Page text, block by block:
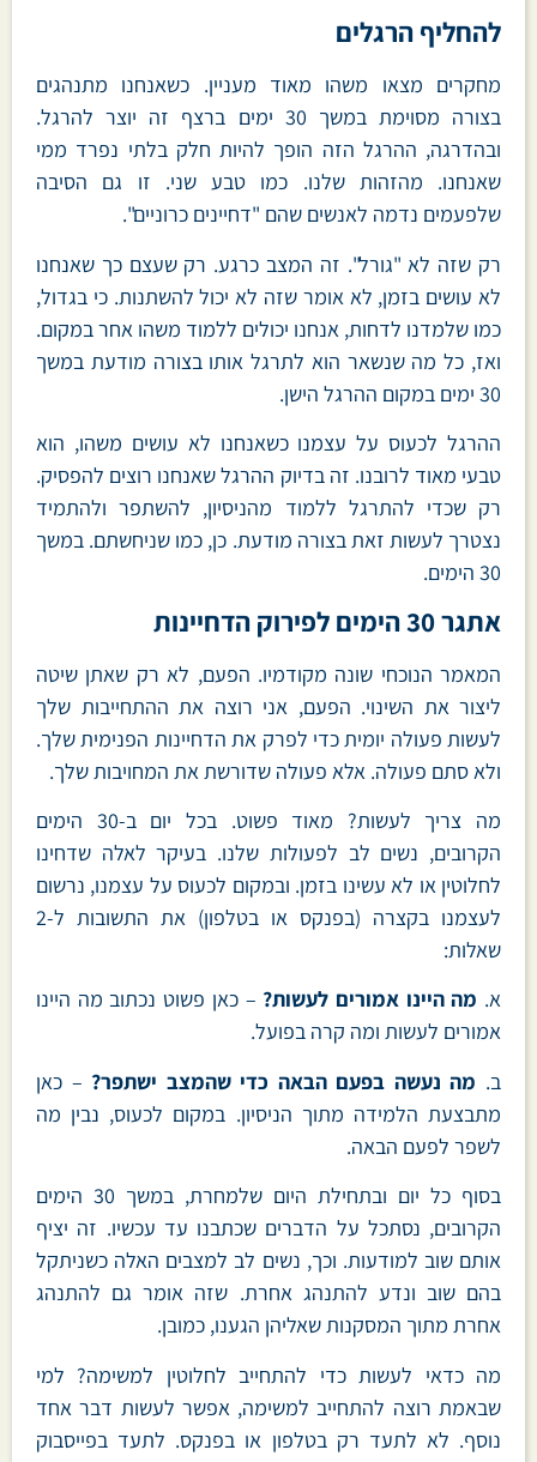
להחליף הרגלים
מחקרים מצאו משהו מאוד מעניין. כשאנחנו מתנהגים
בצורה מסוימת במשך 30 ימים ברצף זה יוצר להרגל.
ובהדרגה, ההרגל הזה הופך להיות חלק בלתי נפרד ממי
שאנחנו. מהזהות שלנו. כמו טבע שני. זו גם הסיבה
שלפעמים נדמה לאנשים שהם "דחיינים כרוניים".
רק שזה לא "גורל". זה המצב כרגע. רק שעצם כך שאנחנו
לא עושים בזמן, לא אומר שזה לא יכול להשתנות. כי בגדול,
כמו שלמדנו לדחות, אנחנו יכולים ללמוד משהו אחר במקום.
ואז, כל מה שנשאר הוא לתרגל אותו בצורה מודעת במשך
30 ימים במקום ההרגל הישן.
ההרגל לכעוס על עצמנו כשאנחנו לא עושים משהו, הוא
טבעי מאוד לרובנו. זה בדיוק ההרגל שאנחנו רוצים להפסיק.
רק שכדי להתרגל ללמוד מהניסיון, להשתפר ולהתמיד
נצטרך לעשות זאת בצורה מודעת. כן, כמו שניחשתם. במשך
30 הימים.
אתגר 30 הימים לפירוק הדחיינות
המאמר הנוכחי שונה מקודמיו. הפעם, לא רק שאתן שיטה
ליצור את השינוי. הפעם, אני רוצה את ההתחייבות שלך
לעשות פעולה יומית כדי לפרק את הדחיינות הפנימית שלך.
ולא סתם פעולה. אלא פעולה שדורשת את המחויבות שלך.
מה צריך לעשות? מאוד פשוט. בכל יום ב-30 הימים
הקרובים, נשים לב לפעולות שלנו. בעיקר לאלה שדחינו
לחלוטין או לא עשינו בזמן. ובמקום לכעוס על עצמנו, נרשום
לעצמנו בקצרה (בפנקס או בטלפון) את התשובות ל-2
שאלות:
א. מה היינו אמורים לעשות? – כאן פשוט נכתוב מה היינו
אמורים לעשות ומה קרה בפועל.
ב. מה נעשה בפעם הבאה כדי שהמצב ישתפר? – כאן
מתבצעת הלמידה מתוך הניסיון. במקום לכעוס, נבין מה
לשפר לפעם הבאה.
בסוף כל יום ובתחילת היום שלמחרת, במשך 30 הימים
הקרובים, נסתכל על הדברים שכתבנו עד עכשיו. זה יציף
אותם שוב למודעות. וכך, נשים לב למצבים האלה כשניתקל
בהם שוב ונדע להתנהג אחרת. שזה אומר גם להתנהג
אחרת מתוך המסקנות שאליהן הגענו, כמובן.
מה כדאי לעשות כדי להתחייב לחלוטין למשימה? למי
שבאמת רוצה להתחייב למשימה, אפשר לעשות דבר אחד
נוסף. לא לתעד רק בטלפון או בפנקס. לתעד בפייסבוק